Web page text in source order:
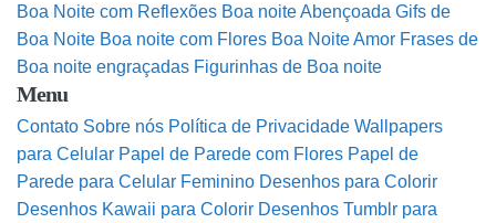
Boa Noite com Reflexões Boa noite Abençoada Gifs de
Boa Noite Boa noite com Flores Boa Noite Amor Frases de
Boa noite engraçadas Figurinhas de Boa noite
Menu
Contato Sobre nós Política de Privacidade Wallpapers
para Celular Papel de Parede com Flores Papel de
Parede para Celular Feminino Desenhos para Colorir
Desenhos Kawaii para Colorir Desenhos Tumblr para